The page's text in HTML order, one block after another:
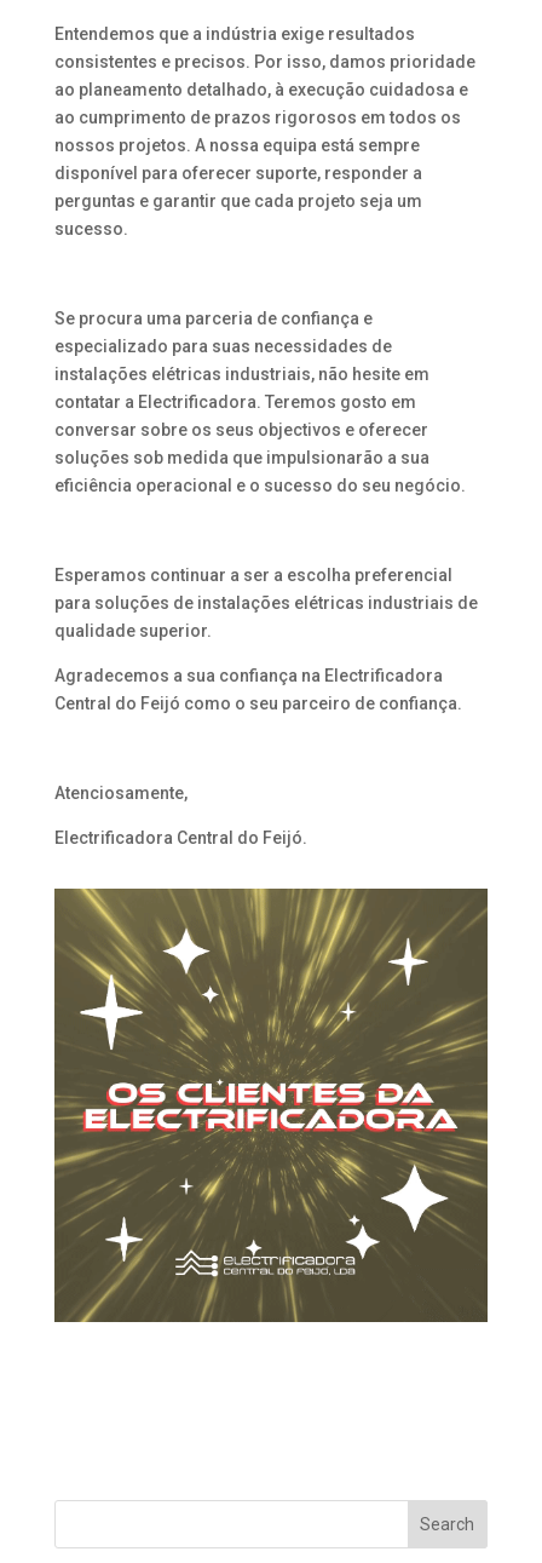
Entendemos que a indústria exige resultados
consistentes e precisos. Por isso, damos prioridade
ao planeamento detalhado, à execução cuidadosa e
ao cumprimento de prazos rigorosos em todos os
nossos projetos. A nossa equipa está sempre
disponível para oferecer suporte, responder a
perguntas e garantir que cada projeto seja um
sucesso.
Se procura uma parceria de confiança e
especializado para suas necessidades de
instalações elétricas industriais, não hesite em
contatar a Electrificadora. Teremos gosto em
conversar sobre os seus objectivos e oferecer
soluções sob medida que impulsionarão a sua
eficiência operacional e o sucesso do seu negócio.
Esperamos continuar a ser a escolha preferencial
para soluções de instalações elétricas industriais de
qualidade superior.
Agradecemos a sua confiança na Electrificadora
Central do Feijó como o seu parceiro de confiança.
Atenciosamente,
Electrificadora Central do Feijó.